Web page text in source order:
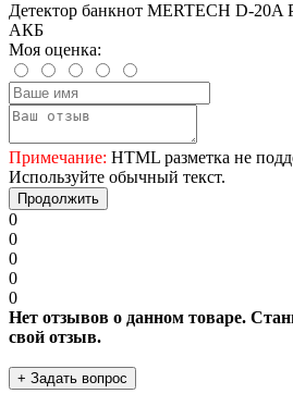
Детектор банкнот MERTECH D-20A
АКБ
Моя оценка:
Примечание: HTML разметка не
Используйте обычный текст.
Продолжить
0
0
0
0
0
Нет отзывов о данном товаре.
свой отзыв.
+ Задать вопрос